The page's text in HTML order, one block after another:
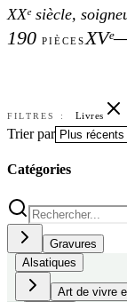
XXᵉ siècle,
190 PIÈCES
FILTRES : Livres
Trier par
Catégories
Gravures
Alsatiques
Art de vivre